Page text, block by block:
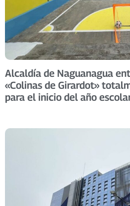
Alcaldía de Naguanagua
«Colinas de Girardot»
para el inicio del año